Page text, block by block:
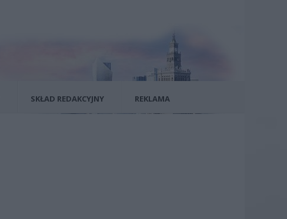
SKŁAD REDAKCYJNY REKLAMA